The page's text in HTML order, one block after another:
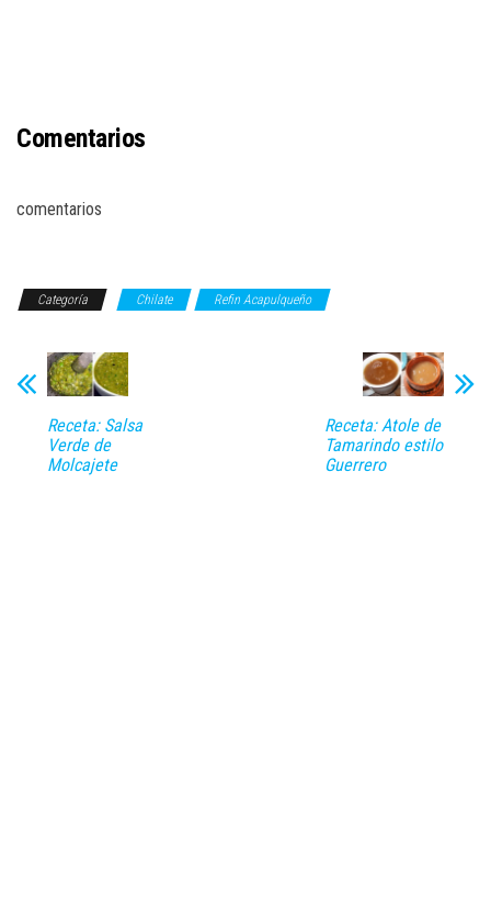
Comentarios
comentarios
Categoría Chilate Refin Acapulqueño
Receta: Salsa
Verde de
Molcajete
Receta: Atole de
Tamarindo estilo
Guerrero